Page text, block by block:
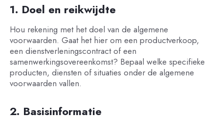
1. Doel en reikwijdte
Hou rekening met het doel van de algemene
voorwaarden. Gaat het hier om een productverkoop,
een dienstverleningscontract of een
samenwerkingsovereenkomst? Bepaal welke specifieke
producten, diensten of situaties onder de algemene
voorwaarden vallen.
2. Basisinformatie